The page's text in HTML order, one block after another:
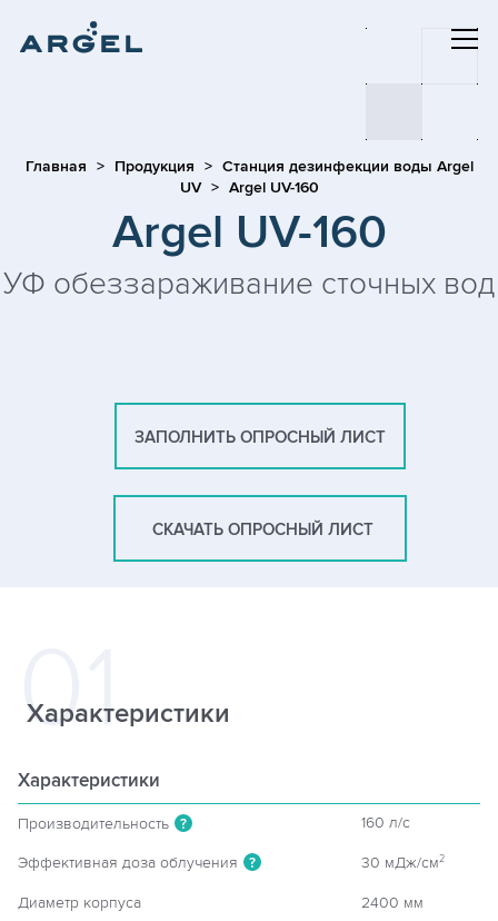
Главная Продукция
Станция дезинфекции воды Argel
UV
Argel UV-160
Argel UV-160
УФ обеззараживание сточных вод
ЗАПОЛНИТЬ ОПРОСНЫЙ ЛИСТ
СКАЧАТЬ ОПРОСНЫЙ ЛИСТ
Характеристики
Характеристики
Производительность ? 160 л/c
Эффективная доза облучения ? 30 мДж/см2
Диаметр корпуса 2400 мм